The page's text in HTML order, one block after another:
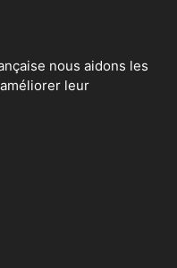
nous aidons les
leur